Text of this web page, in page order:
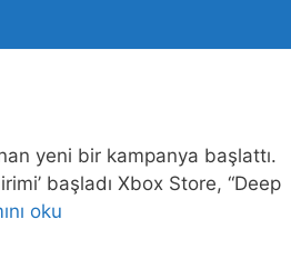
yeni bir kampanya başlattı.
başladı Xbox Store, “Deep
oku